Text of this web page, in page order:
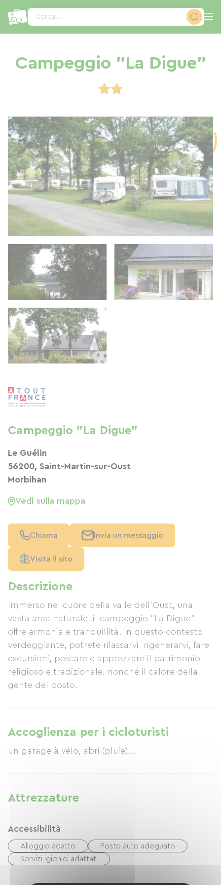
Cerca...
Campeggio "La Digue"
Descrizione
Immerso nel cuore della valle dell'Oust, una
vasta area naturale, il campeggio "La Digue"
offre armonia e tranquillità. In questo contesto
verdeggiante, potrete rilassarvi, rigenerarvi, fare
escursioni, pescare e apprezzare il patrimonio
religioso e tradizionale, nonché il calore della
gente del posto.
Accoglienza per i cicloturisti
un garage à vélo, abri (pluie)...
Attrezzature
Accessibilità
Alloggio adatto
Posto auto adeguato
Servizi igienici adattati
Campeggio "La Digue"
Le Guélin
56200, Saint-Martin-sur-Oust
Morbihan
Vedi sulla mappa
Chiama Invia un messaggio
Visita il sito
Pannello di gestione dei cookies